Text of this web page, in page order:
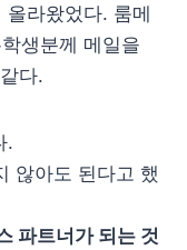
라왔었다. 룸메
생분께 메일을
다.
.
않아도 된다고 했
파트너가 되는 것